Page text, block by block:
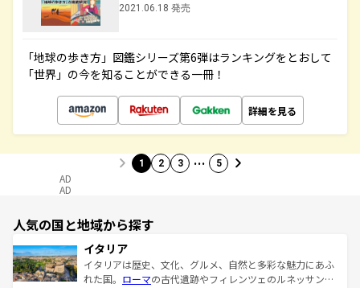
2021.06.18 発売
「地球の歩き方」図鑑シリーズ第6弾はランキングをとおして
「世界」の今を知ることができる一冊！
詳細を見る
1 2 3 … 5
AD
AD
人気の国と地域から探す
イタリア
イタリアは歴史、文化、グルメ、自然と多彩な魅力にあふ
れた国。 ローマの古代遺跡やフィレンツェのルネッサンス